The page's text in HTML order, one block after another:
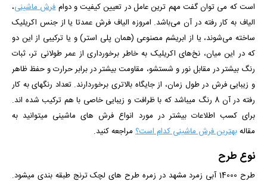
است که می توان گفت مهم ترین عامل در تعیین کیفیت و دوامفرش ماشینی،
الیاف به کار رفته در آن می‌باشد. امروزه الیاف فرش عمدتا یا از جنس اکریلیک
ساخته می‌شوند، یا از ابریشم مصنوعی (همان پلی استر) و یا ترکیبی از این دو
که در این میان، نخ‌های اکریلیک به خاطر برخورداری از عمر طولانی تر، ثبات
رنگ بیشتر در مقابل نور و شستشو، مقاومت بیشتر در برابر حرارت و حفظ ظاهر
و زیبایی فرش در طول زمان، از جایگاه بالاتری برخوردارند. تعداد رنگ­­های به کار
رفته در آن 8 رنگ می­باشد که با ظرافت و زیبایی خاصی با هم ترکیب شده­ اند.
برای کسب اطلاعات بیشتر در مورد انواع فرش های ماشینی میتوانید به
مقالهبهترین فرش ماشینی کدام است؟ مراجعه کنید.
نوع طرح
طرح 14000 آبی زمرد مشهد در زمره طرح های لچک ترنج طبقه بندی می­شود.